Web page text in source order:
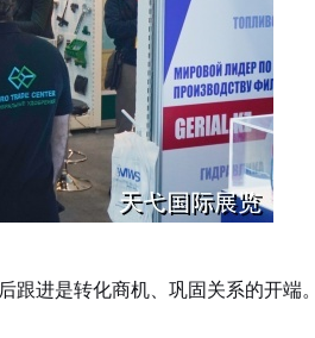
跟进是转化商机、巩固关系的开端